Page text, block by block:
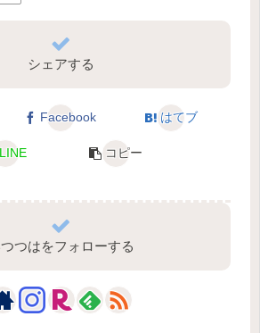
シェアする
Facebook はてブ
LINE コピー
つはをフォローする